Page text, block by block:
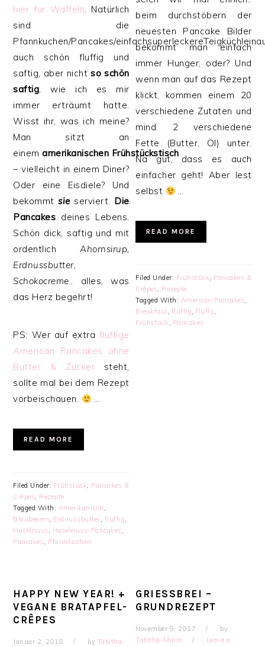
hier für Waffeln. Natürlich
sind die
Pfannkuchen/Pancakes/
auch schön fluffig und
saftig, aber nichtso schön
saftig, wie ich es mir
immer erträumt hatte.
Wisst ihr, was ich meine?
Man sitzt an
einemamerikanischen Frühstückstisch
– vielleicht in einem Diner?
Oder eine Eisdiele? Und
bekommtsie serviert. Die
Pancakes deines Lebens.
Schön dick, saftig und mit
ordentlichAhornsirup,
Erdnussbutter,
Schokocreme.. alles, was
das Herz begehrt!
PS: Wer auf extra fluffige
American Pancakes ohne
Butter & Zucker steht,
sollte mal bei dem Rezept
vorbeischauen.
…
READ MORE
Filed Under: Frühstück, Pancakes &
Crêpes, Rezepte
Tagged With: Amerikanisch ,
Blaubeeren, Erdnussbutter, fluffig,
Haselnuss , Haselnuss-Pancakes ,
Pancakes, Pfannkuchen
beim durchstöbern der
neuesten Pancake Bilder
bekommt man einfach
immer Hunger, oder? Und
wenn man auf das Rezept
klickt, kommen einem 20
verschiedene Zutaten und
mind. 2 verschiedene
Fette (Butter, Öl) unter.
Na gut, dass es auch
einfacher geht! Aber lest
selbst
…
READ MORE
Filed Under: Frühstück, Pancakes &
Crêpes, Rezepte
Tagged With: American Pancakes,
Breakfast, fluffig,fluffy,
Frühstück, Pancakes
HAPPY NEW YEAR! +
VEGANE BRATAPFEL-
CRÊPES
Januar 2, 2018 by Tabitha-
GRIESSBREI – G
RUNDREZEPT
November 9, 2017
by
Tabitha-Maria
Leave a